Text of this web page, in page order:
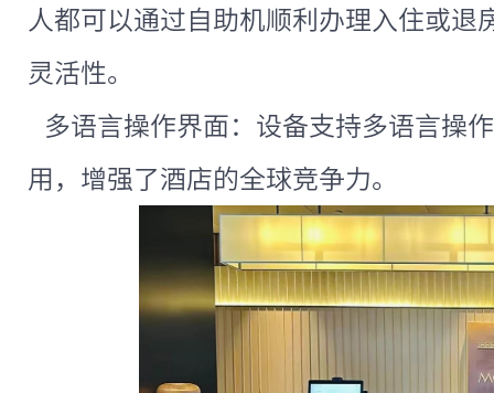
人都可以通过自助机顺利办理入住或退
灵活性。
多语言操作界面：设备支持多语言操
用，增强了酒店的全球竞争力。